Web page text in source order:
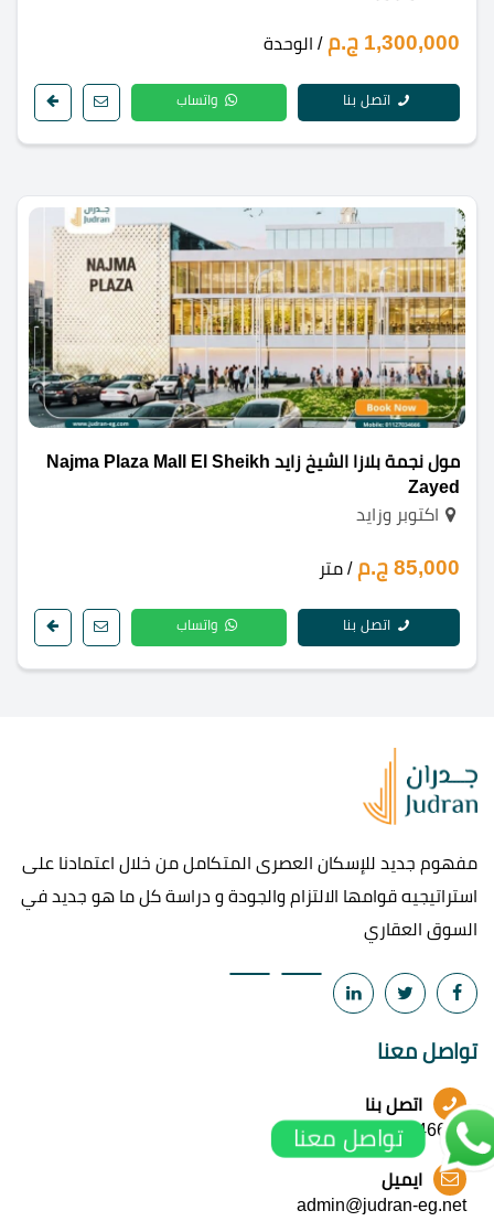
1,300,000 ج.م / الوحدة
اتصل بنا واتساب
مول نجمة بلازا الشيخ زايد Najma Plaza Mall El Sheikh
Zayed
اكتوبر وزايد
85,000 ج.م / متر
اتصل بنا واتساب
مفهوم جديد للإسكان العصرى المتكامل من خلال اعتمادنا على
استراتيجيه قوامها الالتزام والجودة و دراسة كل ما هو جديد في
السوق العقاري
تواصل معنا
اتصل بنا
+201127034666
ايميل
admin@judran-eg.net
تواصل معنا